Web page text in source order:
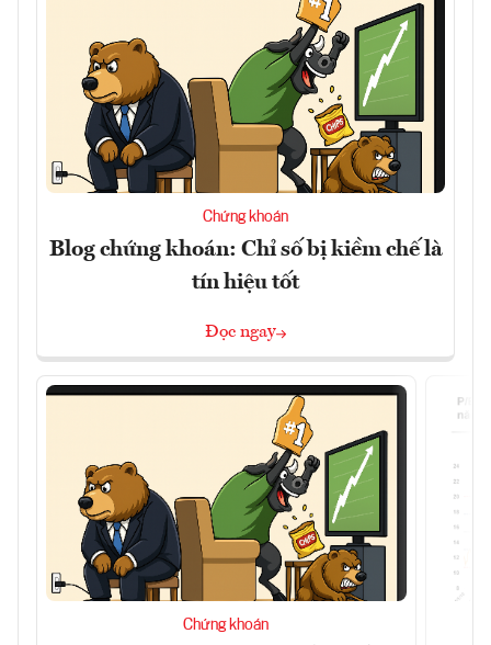
Chứng khoán
Blog chứng khoán: Chỉ số bị kiềm chế là
tín hiệu tốt
Đọc ngay
Chứng khoán